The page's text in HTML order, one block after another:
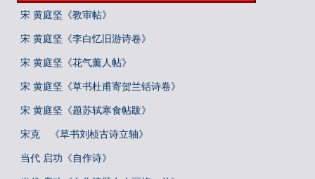
宋 黄庭坚《教审帖》
宋 黄庭坚《李白忆旧游诗卷》
宋 黄庭坚《花气薰人帖》
宋 黄庭坚《草书杜甫寄贺兰铦诗卷》
宋 黄庭坚《题苏轼寒食帖跋》
宋克 《草书刘桢古诗立轴》
当代 启功《自作诗》